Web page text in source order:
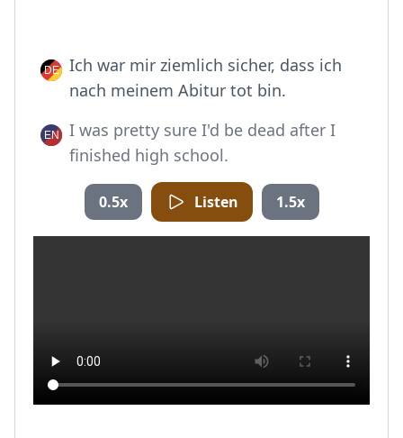
Ich war mir ziemlich sicher, dass ich
nach meinem Abitur tot bin.
I was pretty sure I'd be dead after I
finished high school.
0.5x Listen 1.5x